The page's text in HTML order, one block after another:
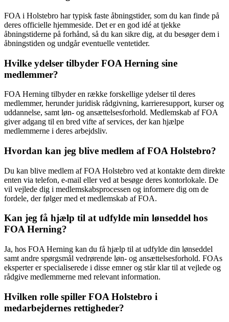
FOA i Holstebro har typisk faste åbningstider, som du kan finde på
deres officielle hjemmeside. Det er en god idé at tjekke
åbningstiderne på forhånd, så du kan sikre dig, at du besøger dem i
åbningstiden og undgår eventuelle ventetider.
Hvilke ydelser tilbyder FOA Herning sine
medlemmer?
FOA Herning tilbyder en række forskellige ydelser til deres
medlemmer, herunder juridisk rådgivning, karrieresupport, kurser og
uddannelse, samt løn- og ansættelsesforhold. Medlemskab af FOA
giver adgang til en bred vifte af services, der kan hjælpe
medlemmerne i deres arbejdsliv.
Hvordan kan jeg blive medlem af FOA Holstebro?
Du kan blive medlem af FOA Holstebro ved at kontakte dem direkte
enten via telefon, e-mail eller ved at besøge deres kontorlokale. De
vil vejlede dig i medlemskabsprocessen og informere dig om de
fordele, der følger med et medlemskab af FOA.
Kan jeg få hjælp til at udfylde min lønseddel hos
FOA Herning?
Ja, hos FOA Herning kan du få hjælp til at udfylde din lønseddel
samt andre spørgsmål vedrørende løn- og ansættelsesforhold. FOAs
eksperter er specialiserede i disse emner og står klar til at vejlede og
rådgive medlemmerne med relevant information.
Hvilken rolle spiller FOA Holstebro i
medarbejdernes rettigheder?